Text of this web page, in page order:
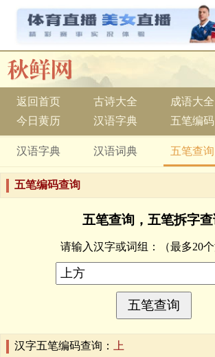
返回首页 古诗大全 成语大全
今日黄历
汉语字典 五笔编码
汉语字典 汉语词典 五笔查询
五笔编码查询
五笔查询，五笔拆字
请输入汉字或词组： （最多20
汉字五笔编码查询： 上